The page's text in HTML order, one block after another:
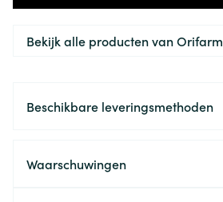
Bekijk alle producten van Orifarm
Beschikbare leveringsmethoden
Waarschuwingen